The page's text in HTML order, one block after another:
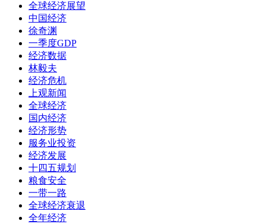
全球经济展望
中国经济
徐奇渊
一季度GDP
经济数据
林毅夫
经济危机
上观新闻
全球经济
国内经济
经济形势
服务业投资
经济发展
十四五规划
粮食安全
一带一路
全球经济衰退
全年经济